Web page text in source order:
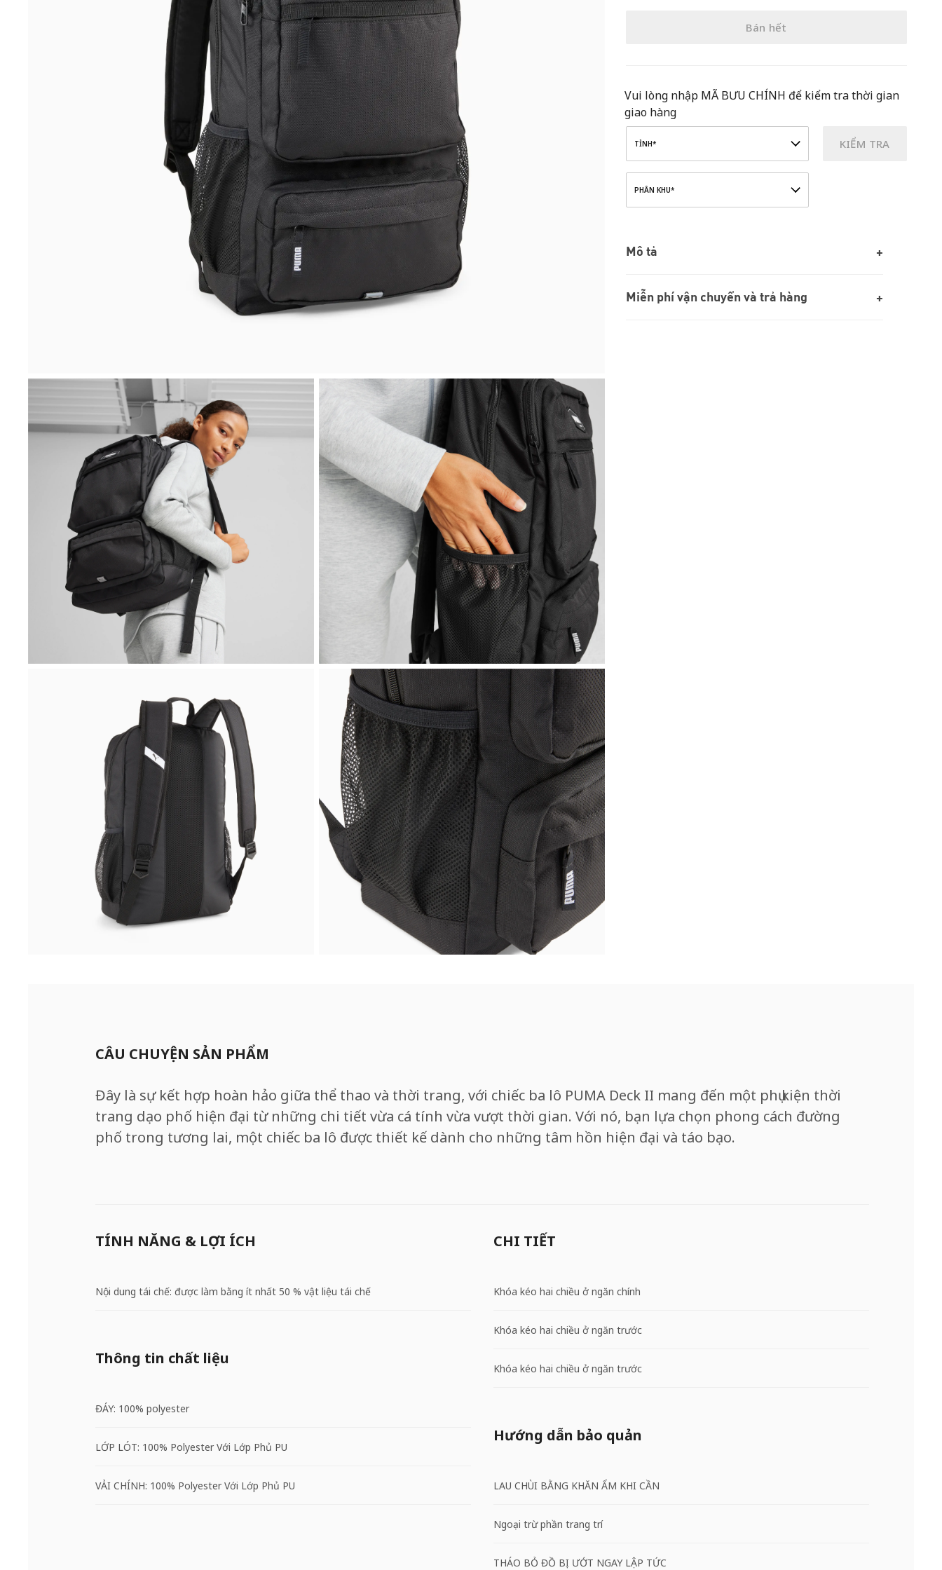
Bán hết
Vui lòng nhập MÃ BƯU CHÍNH để kiểm tra thời gian
giao hàng
TỈNH*
PHÂN KHU*
KIỂM TRA
Mô tả
Miễn phí vận chuyển và trả hàng
CÂU CHUYỆN SẢN PHẨM
Đây là sự kết hợp hoàn hảo giữa thể thao và thời trang, với chiếc ba lô PUMA Deck II mang đến một phụ kiện thời
trang dạo phố hiện đại từ những chi tiết vừa cá tính vừa vượt thời gian. Với nó, bạn lựa chọn phong cách đường
phố trong tương lai, một chiếc ba lô được thiết kế dành cho những tâm hồn hiện đại và táo bạo.
TÍNH NĂNG & LỢI ÍCH
Nội dung tái chế: được làm bằng ít nhất 50 % vật liệu tái chế
CHI TIẾT
Khóa kéo hai chiều ở ngăn chính
Khóa kéo hai chiều ở ngăn trước
Khóa kéo hai chiều ở ngăn trước
Thông tin chất liệu
ĐÁY: 100% polyester
LỚP LÓT: 100% Polyester Với Lớp Phủ PU
VẢI CHÍNH: 100% Polyester Với Lớp Phủ PU
Hướng dẫn bảo quản
LAU CHÙI BẰNG KHĂN ẨM KHI CẦN
Ngoại trừ phần trang trí
THÁO BỎ ĐỒ BỊ ƯỚT NGAY LẬP TỨC